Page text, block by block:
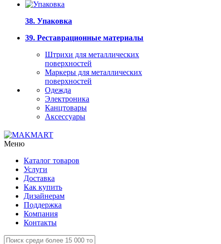
38. Упаковка
39. Реставрационные материалы
Штрихи для металлических
поверхностей
Маркеры для металлических
поверхностей
Одежда
Электроника
Канцтовары
Аксессуары
Меню
Каталог товаров
Услуги
Доставка
Как купить
Дизайнерам
Поддержка
Компания
Контакты